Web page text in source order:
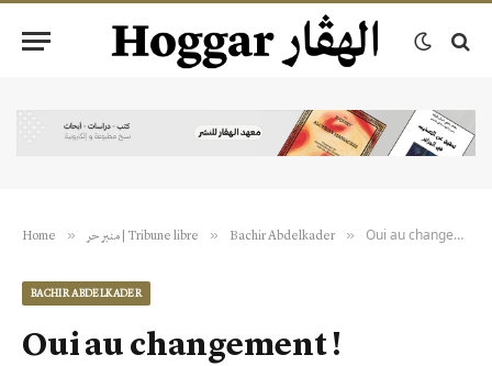
Home » منبر حر | Tribune libre » Bachir Abdelkader » Oui au changement !
BACHIR ABDELKADER
Oui au changement !